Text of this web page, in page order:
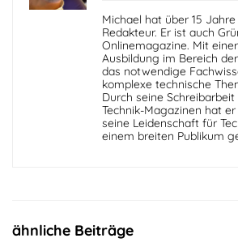
Michael hat über 15
Redakteur. Er ist auch
Onlinemagazine. Mit
Ausbildung im Bereich
das notwendige
komplexe technische
Durch seine
Technik-Magazinen hat
seine Leidenschaft für
einem breiten Publikum
ähnliche Beiträge